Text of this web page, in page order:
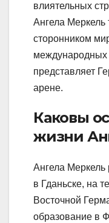
влиятельных
Ангела Меркель
сторонником
международных
представляет
арене.
Каковы
жизни
Ангела Меркель
в Гданьске, на
Восточной
образование в